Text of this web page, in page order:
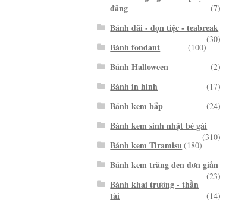
đảng
(7)
Bánh đãi - dọn tiệc - teabreak
(30)
Bánh fondant (100)
Bánh Halloween (2)
Bánh in hình (17)
Bánh kem bắp (24)
Bánh kem sinh nhật bé gái
(310)
Bánh kem Tiramisu(180)
Bánh kem trắng đen đơn giản
(23)
Bánh khai trương - thần
tài
(14)